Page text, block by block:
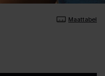
Maattabel